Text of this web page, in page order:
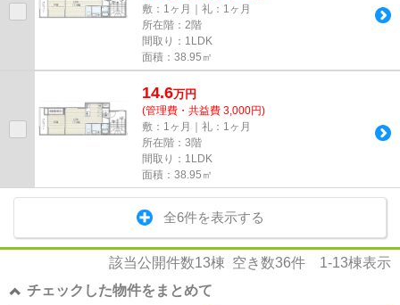
敷：1ヶ月｜礼：1ヶ月
所在階：2階
間取り：1LDK
面積：38.95㎡
14.6万円
(管理費・共益費 3,000円)
敷：1ヶ月｜礼：1ヶ月
所在階：3階
間取り：1LDK
面積：38.95㎡
全6件を表示する
該当公開件数13棟 空き数36件 1-13棟表示
チェックした物件をまとめて